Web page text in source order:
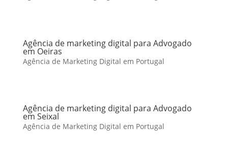
Agência de marketing digital para Advogado
em Oeiras
Agência de Marketing Digital em Portugal
Agência de marketing digital para Advogado
em Seixal
Agência de Marketing Digital em Portugal